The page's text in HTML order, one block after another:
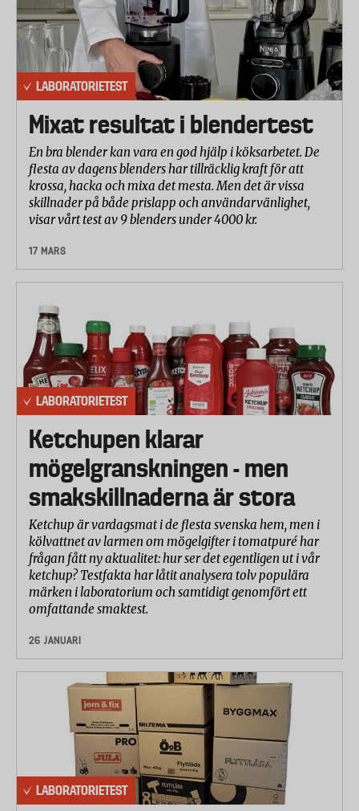
LABORATORIETEST
Mixat resultat i blendertest
En bra blender kan vara en god hjälp i köksarbetet. De
flesta av dagens blenders har tillräcklig kraft för att
krossa, hacka och mixa det mesta. Men det är vissa
skillnader på både prislapp och användarvänlighet,
visar vårt test av 9 blenders under 4000 kr.
17 MARS
LABORATORIETEST
Ketchupen klarar
mögelgranskningen - men
smakskillnaderna är stora
Ketchup är vardagsmat i de flesta svenska hem, men i
kölvattnet av larmen om mögelgifter i tomatpuré har
frågan fått ny aktualitet: hur ser det egentligen ut i vår
ketchup? Testfakta har låtit analysera tolv populära
märken i laboratorium och samtidigt genomfört ett
omfattande smaktest.
26 JANUARI
LABORATORIETEST